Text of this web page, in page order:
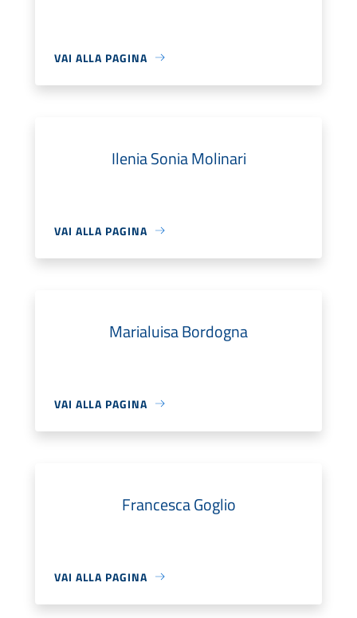
VAI ALLA PAGINA
Ilenia Sonia Molinari
VAI ALLA PAGINA
Marialuisa Bordogna
VAI ALLA PAGINA
Francesca Goglio
VAI ALLA PAGINA